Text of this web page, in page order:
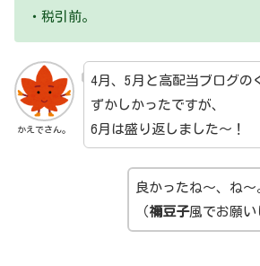
・税引前。
かえでさん。
4月、5月と高配当ブログの
ずかしかったですが、
6月は盛り返しました～！
良かったね～、ね～
（ 禰豆子風でお願い